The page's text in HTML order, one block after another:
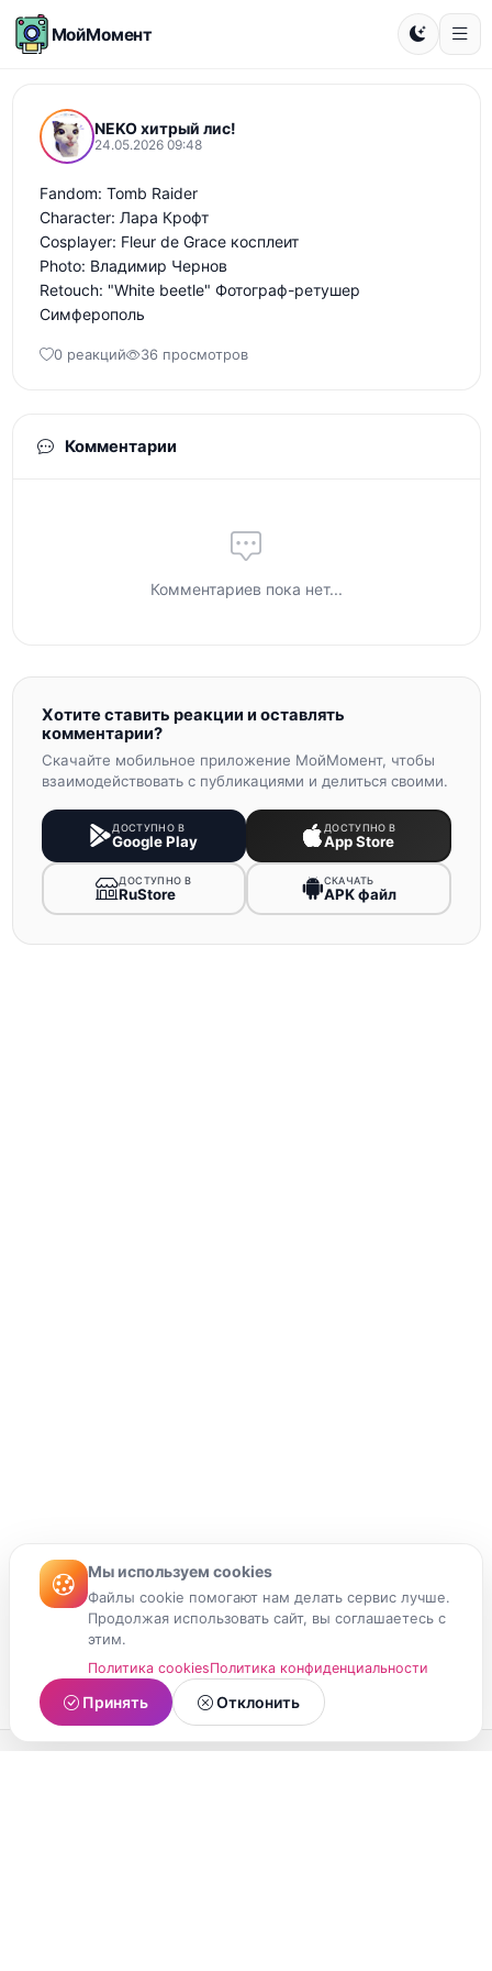
МойМомент
NEKO хитрый лис!
24.05.2026 09:48
Fandom: Tomb Raider
Character: Лара Крофт
Cosplayer: Fleur de Grace косплеит
Photo: Владимир Чернов
Retouch: "White beetle" Фотограф-ретушер
Симферополь
0 реакций 36 просмотров
Комментарии
Комментариев пока нет...
Хотите ставить реакции и оставлять
комментарии?
Скачайте мобильное приложение МойМомент, чтобы
взаимодействовать с публикациями и делиться своими.
ДОСТУПНО В
Google Play
ДОСТУПНО В
App Store
ДОСТУПНО В
RuStore
СКАЧАТЬ
APK файл
Мы используем cookies
Файлы cookie помогают нам делать сервис лучше.
Продолжая использовать сайт, вы соглашаетесь с
этим.
Политика cookiesПолитика конфиденциальности
Принять Отклонить